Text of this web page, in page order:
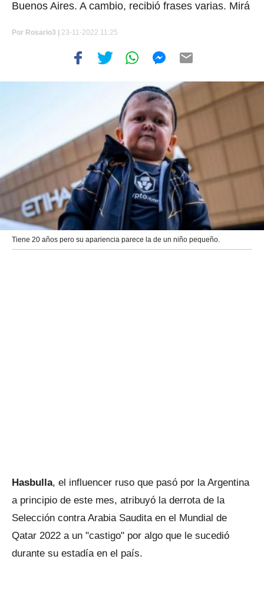
Buenos Aires. A cambio, recibió frases varias. Mirá
Por Rosario3 | 23-11-2022 11:25
Tiene 20 años pero su apariencia parece la de un niño pequeño.
Hasbulla, el influencer ruso que pasó por la Argentina
a principio de este mes, atribuyó la derrota de la
Selección contra Arabia Saudita en el Mundial de
Qatar 2022 a un "castigo" por algo que le sucedió
durante su estadía en el país.